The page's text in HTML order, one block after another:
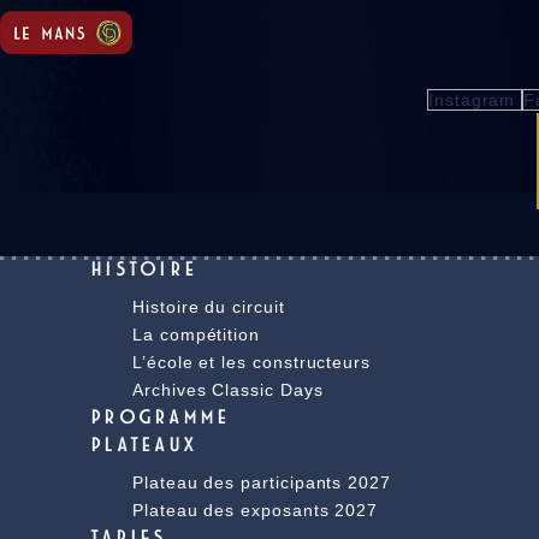
Instagram
HISTOIRE
Histoire du circuit
La compétition
L’école et les constructeurs
Archives Classic Days
PROGRAMME
PLATEAUX
Plateau des participants 2027
Plateau des exposants 2027